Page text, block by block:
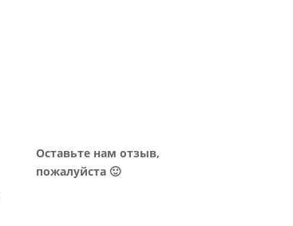
Оставьте нам отзыв,
пожалуйста 🙂